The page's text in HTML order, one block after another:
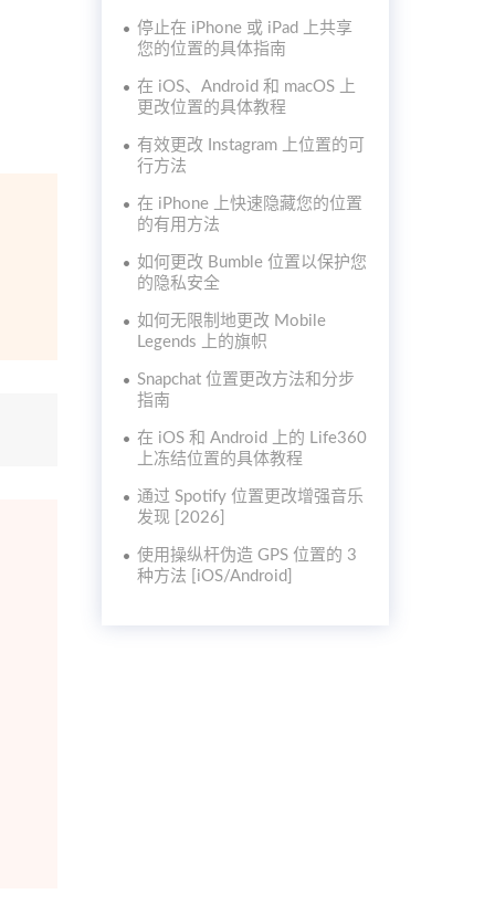
停止在 iPhone 或 iPad 上共享
您的位置的具体指南
在 iOS、Android 和 macOS 上
更改位置的具体教程
有效更改 Instagram 上位置的可
行方法
在 iPhone 上快速隐藏您的位置
的有用方法
如何更改 Bumble 位置以保护您
的隐私安全
如何无限制地更改 Mobile
Legends 上的旗帜
Snapchat 位置更改方法和分步
指南
在 iOS 和 Android 上的 Life360
上冻结位置的具体教程
通过 Spotify 位置更改增强音乐
发现 [2026]
使用操纵杆伪造 GPS 位置的 3
种方法 [iOS/Android]